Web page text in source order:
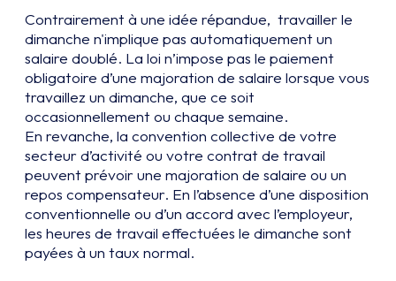
Contrairement à une idée répandue, travailler le
dimanche n'implique pas automatiquement un
salaire doublé. La loi n’impose pas le paiement
obligatoire d’une majoration de salaire lorsque vous
travaillez un dimanche, que ce soit
occasionnellement ou chaque semaine.
En revanche, la convention collective de votre
secteur d’activité ou votre contrat de travail
peuvent prévoir une majoration de salaire ou un
repos compensateur. En l’absence d’une disposition
conventionnelle ou d’un accord avec l’employeur,
les heures de travail effectuées le dimanche sont
payées à un taux normal.